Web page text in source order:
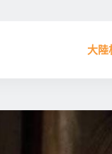
大陸